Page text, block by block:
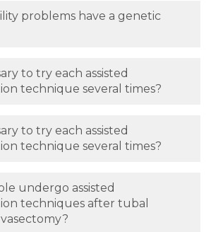
problems have a genetic
to try each assisted
technique several times?
to try each assisted
technique several times?
undergo assisted
techniques after tubal